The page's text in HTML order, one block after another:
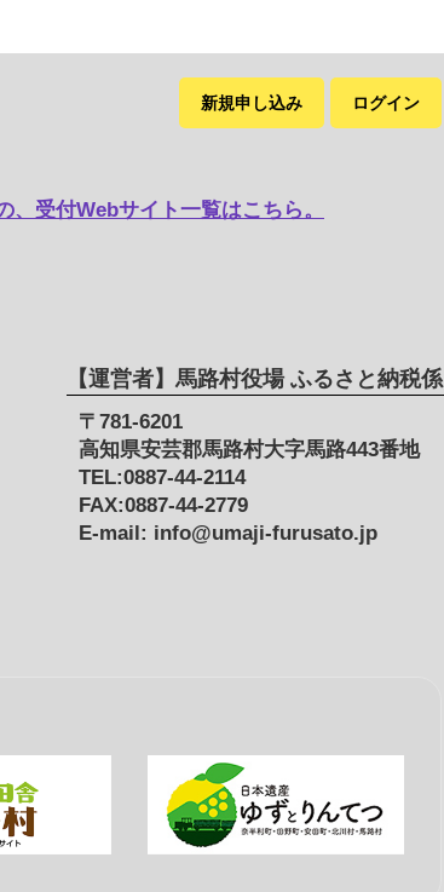
新規申し込み ログイン
、受付Webサイト一覧はこちら。
【運営者】馬路村役場 ふるさと納税係
〒781-6201
高知県安芸郡馬路村大字馬路443番地
TEL:0887-44-2114
FAX:0887-44-2779
E-mail: info@umaji-furusato.jp